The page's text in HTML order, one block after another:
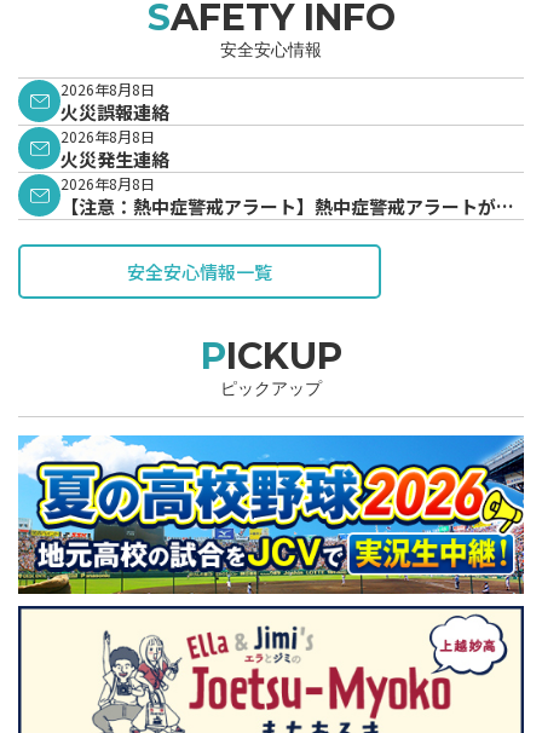
SAFETY INFO
安全安心情報
2026年8月8日
火災誤報連絡
2026年8月8日
火災発生連絡
2026年8月8日
【注意：熱中症警戒アラート】熱中症警戒アラートが発
安全安心情報一覧
PICKUP
ピックアップ